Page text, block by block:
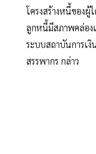
โครงสร้างหนี้ของผู้
ลูกหนี้มีสภาพคล่อง
ระบบสถาบันการเ
สรรพากร กล่าว